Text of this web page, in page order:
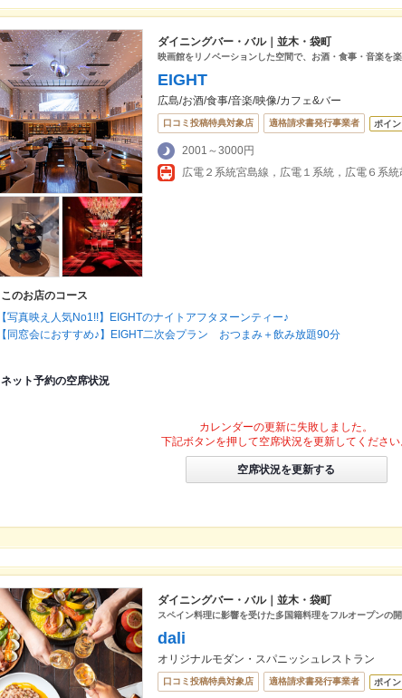
ダイニングバー・バル｜並木・袋町
映画館をリノベーションした空間で、お酒・食事・音楽を
EIGHT
広島/お酒/食事/音楽/映像/カフェ&バー
口コミ投稿特典対象店 適格請求書発行事業者 ポイ
2001～3000円
このお店のコース
【写真映え人気No1!!】EIGHTのナイトアフタヌーンティー♪
【同窓会におすすめ♪】EIGHT二次会プラン おつまみ＋飲み放題90分
ネット予約の空席状況
カレンダーの更新に失敗しました。
下記ボタンを押して空席状況を更新してください
空席状況を更新する
ダイニングバー・バル｜並木・袋町
スペイン料理に影響を受けた多国籍料理をフルオープンの
dali
オリジナルモダン・スパニッシュレストラン
口コミ投稿特典対象店 適格請求書発行事業者 ポイ